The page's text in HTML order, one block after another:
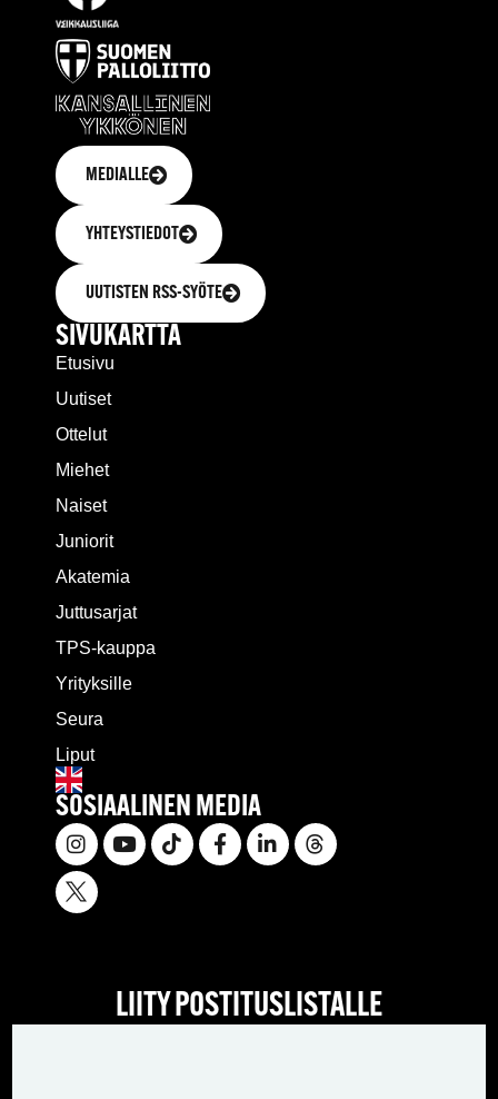
MEDIALLE
YHTEYSTIEDOT
UUTISTEN RSS-SYÖTE
SIVUKARTTA
Etusivu
Uutiset
Ottelut
Miehet
Naiset
Juniorit
Akatemia
Juttusarjat
TPS-kauppa
Yrityksille
Seura
Liput
SOSIAALINEN MEDIA
LIITY POSTITUSLISTALLE